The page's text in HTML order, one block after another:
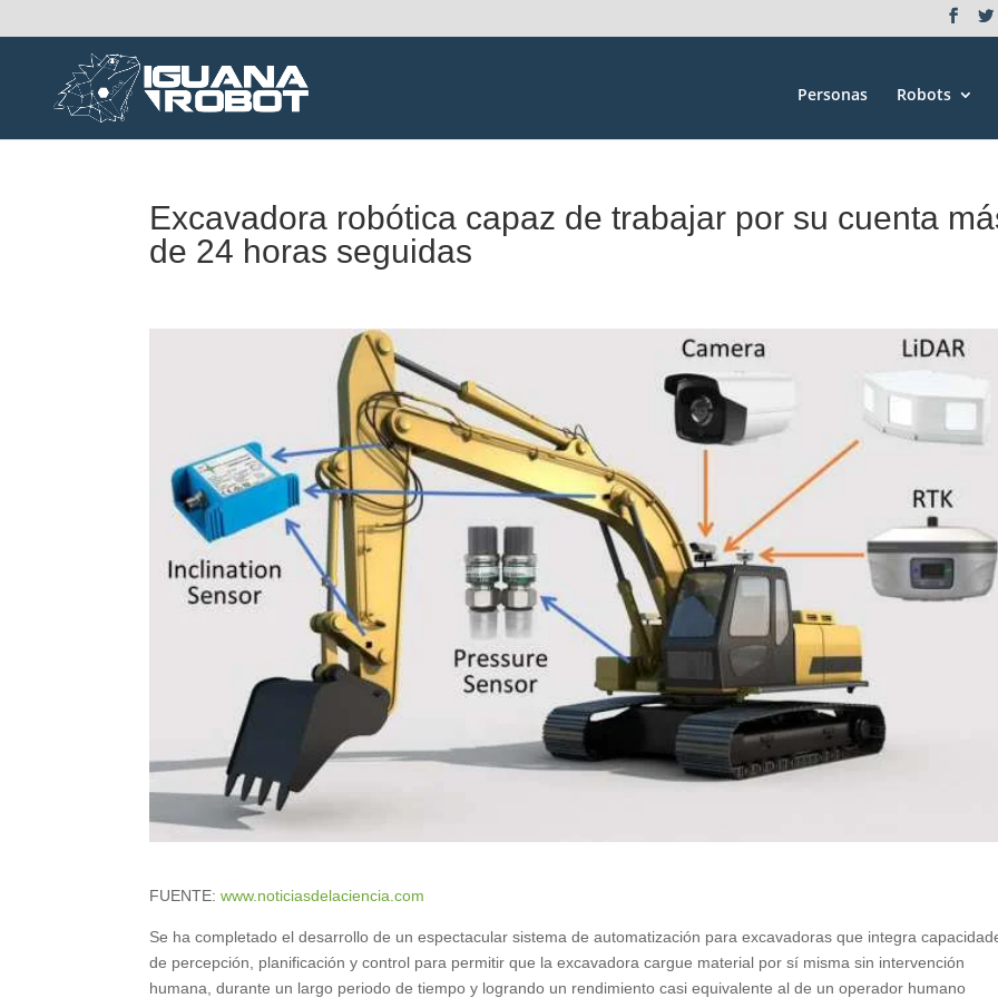
Personas Robots
Excavadora robótica capaz de trabajar por su cuenta
de 24 horas seguidas
FUENTE:www.noticiasdelaciencia.com
Se ha completado el desarrollo de un espectacular sistema de automatización para excavadoras que integra
de percepción, planificación y control para permitir que la excavadora cargue material por sí misma sin intervención
humana, durante un largo periodo de tiempo y logrando un rendimiento casi equivalente al de un operador humano